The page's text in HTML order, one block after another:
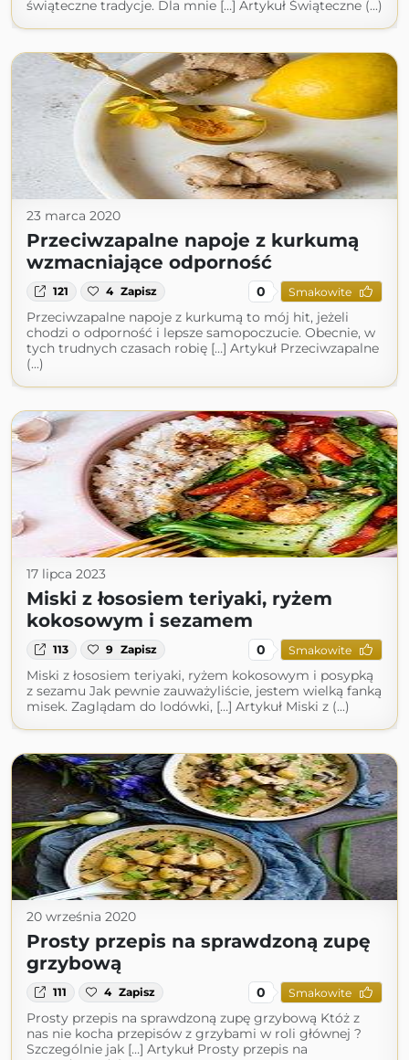
świąteczne tradycje. Dla mnie […] Artykuł Świąteczne (...)
23 marca 2020
Przeciwzapalne napoje z kurkumą
wzmacniające odporność
121 4 Zapisz 0 Smakowite
Przeciwzapalne napoje z kurkumą to mój hit, jeżeli
chodzi o odporność i lepsze samopoczucie. Obecnie, w
tych trudnych czasach robię […] Artykuł Przeciwzapalne
(...)
17 lipca 2023
Miski z łososiem teriyaki, ryżem
kokosowym i sezamem
113 9 Zapisz 0 Smakowite
Miski z łososiem teriyaki, ryżem kokosowym i posypką
z sezamu Jak pewnie zauważyliście, jestem wielką fanką
misek. Zaglądam do lodówki, […] Artykuł Miski z (...)
20 września 2020
Prosty przepis na sprawdzoną zupę
grzybową
111 4 Zapisz 0 Smakowite
Prosty przepis na sprawdzoną zupę grzybową Któż z
nas nie kocha przepisów z grzybami w roli głównej ?
Szczególnie jak […] Artykuł Prosty przepis na